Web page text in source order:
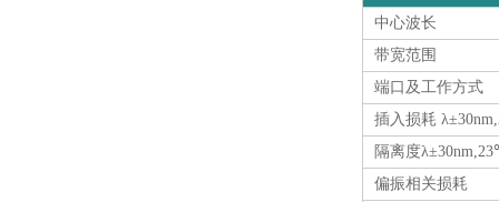
中心波长
带宽范围
端口及工作方式
插入损耗
隔离度
偏振相关损耗